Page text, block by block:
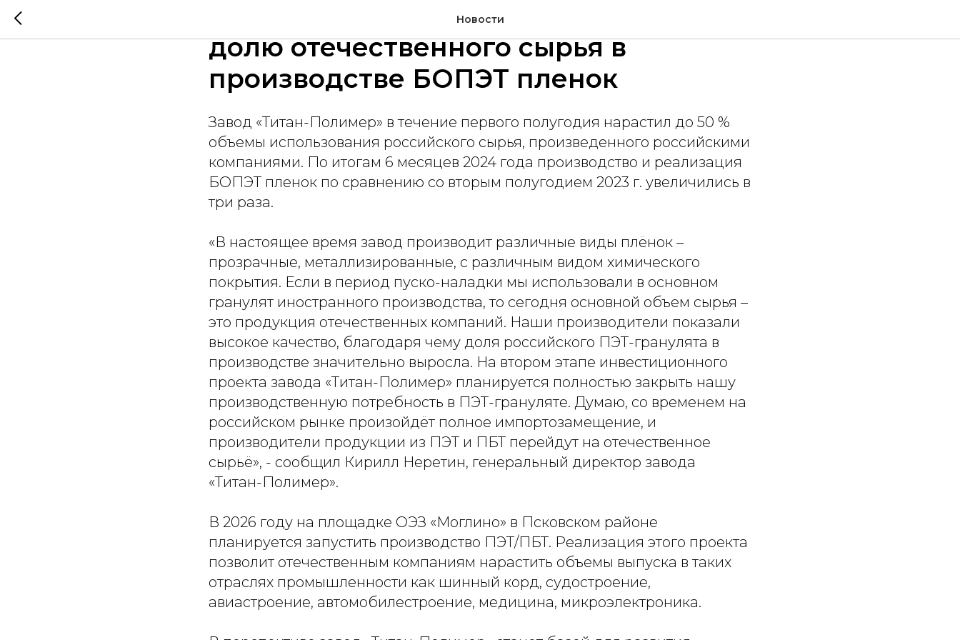
Новости
"Титан-Полимер" увеличил до 50%
долю отечественного сырья в
производстве БОПЭТ пленок
Завод «Титан-Полимер» в течение первого полугодия нарастил до 50 %
объемы использования российского сырья, произведенного российскими
компаниями. По итогам 6 месяцев 2024 года производство и реализация
БОПЭТ пленок по сравнению со вторым полугодием 2023 г. увеличились в
три раза.
«В настоящее время завод производит различные виды плёнок –
прозрачные, металлизированные, с различным видом химического
покрытия. Если в период пуско-наладки мы использовали в основном
гранулят иностранного производства, то сегодня основной объем сырья –
это продукция отечественных компаний. Наши производители показали
высокое качество, благодаря чему доля российского ПЭТ-гранулята в
производстве значительно выросла. На втором этапе инвестиционного
проекта завода «Титан-Полимер» планируется полностью закрыть нашу
производственную потребность в ПЭТ-грануляте. Думаю, со временем на
российском рынке произойдёт полное импортозамещение, и
производители продукции из ПЭТ и ПБТ перейдут на отечественное
сырьё», - сообщил Кирилл Неретин, генеральный директор завода
«Титан-Полимер».
В 2026 году на площадке ОЭЗ «Моглино» в Псковском районе
планируется запустить производство ПЭТ/ПБТ. Реализация этого проекта
позволит отечественным компаниям нарастить объемы выпуска в таких
отраслях промышленности как шинный корд, судостроение,
авиастроение, автомобилестроение, медицина, микроэлектроника.